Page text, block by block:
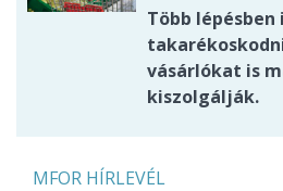
Több
vásárlókat is
kiszolgálják.
MFOR HÍRLEVÉL